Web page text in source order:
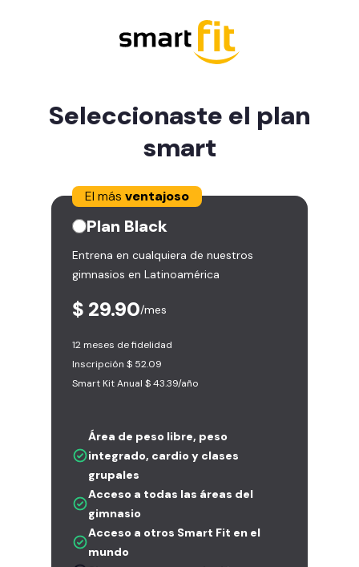
Seleccionaste el plan
smart
El más ventajoso
Plan Black
Entrena en cualquiera de nuestros
gimnasios en Latinoamérica
$ 29.90/mes
12 meses de fidelidad
Inscripción $ 52.09
Smart Kit Anual $ 43.39/año
Área de peso libre, peso
integrado, cardio y clases
grupales
Acceso a todas las áreas del
gimnasio
Acceso a otros Smart Fit en el
mundo